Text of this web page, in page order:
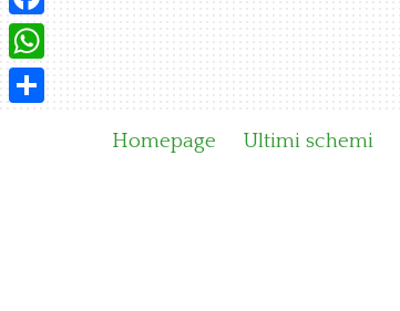
Homepage Ultimi schemi
Facebook
WhatsApp